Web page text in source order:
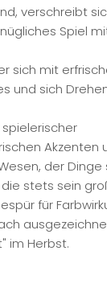
verschreibt
Spiel
sich mit
und sich
Akzenten
der Dinge
stets sein
für
im Herbst.